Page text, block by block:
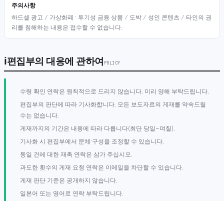
주의사항
하드셀 광고 / 가상화폐 · 투기성 금융 상품 / 도박 / 성인 콘텐츠 / 타인의 권
리를 침해하는 내용은 접수할 수 없습니다.
ℹ편집부의 대응에 관하여 POLICY
수령 확인 연락은 원칙적으로 드리지 않습니다. 미리 양해 부탁드립니다.
편집부의 판단에 따라 기사화합니다. 모든 보도자료의 게재를 약속드릴
수는 없습니다.
게재까지의 기간은 내용에 따라 다릅니다(최단 당일~며칠).
기사화 시 편집부에서 문체·구성을 조정할 수 있습니다.
동일 건에 대한 재촉 연락은 삼가 주십시오.
과도한 횟수의 게재 요청 연락은 이메일을 차단할 수 있습니다.
게재 판단 기준은 공개하지 않습니다.
일본어 또는 영어로 연락 부탁드립니다.